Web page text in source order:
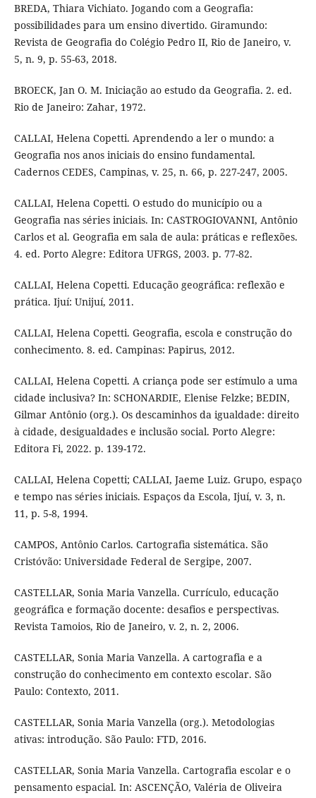
BREDA, Thiara Vichiato. Jogando com a Geografia:
possibilidades para um ensino divertido. Giramundo:
Revista de Geografia do Colégio Pedro II, Rio de Janeiro, v.
5, n. 9, p. 55-63, 2018.
BROECK, Jan O. M. Iniciação ao estudo da Geografia. 2. ed.
Rio de Janeiro: Zahar, 1972.
CALLAI, Helena Copetti. Aprendendo a ler o mundo: a
Geografia nos anos iniciais do ensino fundamental.
Cadernos CEDES, Campinas, v. 25, n. 66, p. 227-247, 2005.
CALLAI, Helena Copetti. O estudo do município ou a
Geografia nas séries iniciais. In: CASTROGIOVANNI, Antônio
Carlos et al. Geografia em sala de aula: práticas e reflexões.
4. ed. Porto Alegre: Editora UFRGS, 2003. p. 77-82.
CALLAI, Helena Copetti. Educação geográfica: reflexão e
prática. Ijuí: Unijuí, 2011.
CALLAI, Helena Copetti. Geografia, escola e construção do
conhecimento. 8. ed. Campinas: Papirus, 2012.
CALLAI, Helena Copetti. A criança pode ser estímulo a uma
cidade inclusiva? In: SCHONARDIE, Elenise Felzke; BEDIN,
Gilmar Antônio (org.). Os descaminhos da igualdade: direito
à cidade, desigualdades e inclusão social. Porto Alegre:
Editora Fi, 2022. p. 139-172.
CALLAI, Helena Copetti; CALLAI, Jaeme Luiz. Grupo, espaço
e tempo nas séries iniciais. Espaços da Escola, Ijuí, v. 3, n.
11, p. 5-8, 1994.
CAMPOS, Antônio Carlos. Cartografia sistemática. São
Cristóvão: Universidade Federal de Sergipe, 2007.
CASTELLAR, Sonia Maria Vanzella. Currículo, educação
geográfica e formação docente: desafios e perspectivas.
Revista Tamoios, Rio de Janeiro, v. 2, n. 2, 2006.
CASTELLAR, Sonia Maria Vanzella. A cartografia e a
construção do conhecimento em contexto escolar. São
Paulo: Contexto, 2011.
CASTELLAR, Sonia Maria Vanzella (org.). Metodologias
ativas: introdução. São Paulo: FTD, 2016.
CASTELLAR, Sonia Maria Vanzella. Cartografia escolar e o
pensamento espacial. In: ASCENÇÃO, Valéria de Oliveira